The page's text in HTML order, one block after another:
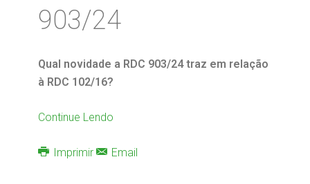
903/24
Qual novidade a RDC 903/24 traz em relação
à RDC 102/16?
Continue Lendo
Imprimir Email